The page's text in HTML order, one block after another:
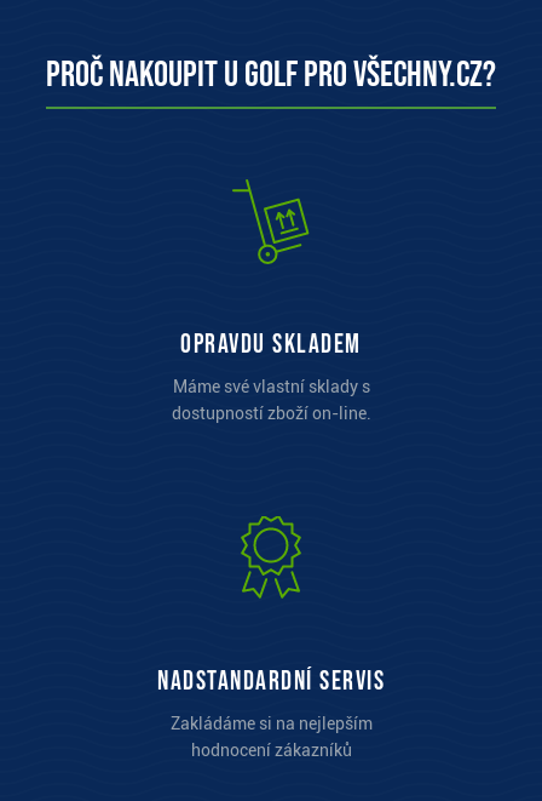
Proč nakoupit u Golf pro všechny.cz?
opravdu skladem
Máme své vlastní sklady s
dostupností zboží on-line.
Nadstandardní servis
Zakládáme si na nejlepším
hodnocení zákazníků